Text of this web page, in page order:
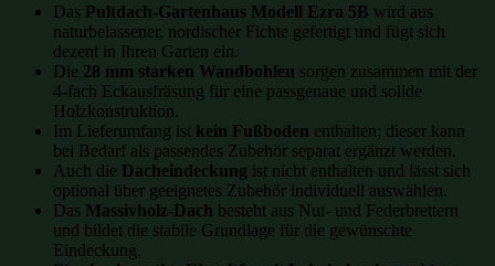
Das Pultdach-Gartenhaus Modell Ezra 5B wird aus
naturbelassener, nordischer Fichte gefertigt und fügt sich
dezent in Ihren Garten ein.
Die 28 mm starken Wandbohlen sorgen zusammen mit der
4-fach Eckausfräsung für eine passgenaue und solide
Holzkonstruktion.
Im Lieferumfang ist kein Fußboden enthalten; dieser kann
bei Bedarf als passendes Zubehör separat ergänzt werden.
Auch die Dacheindeckung ist nicht enthalten und lässt sich
optional über geeignetes Zubehör individuell auswählen.
Das Massivholz-Dach besteht aus Nut- und Federbrettern
und bildet die stabile Grundlage für die gewünschte
Eindeckung.